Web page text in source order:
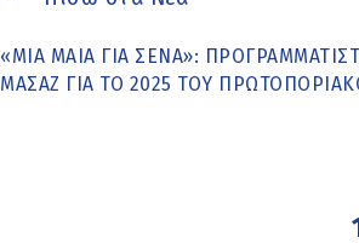
«ΜΙΑ ΜΑΊΑ ΓΙΑ ΣΈΝΑ»:
ΜΑΣΆΖ ΓΙΑ ΤΟ 2025 ΤΟΥ